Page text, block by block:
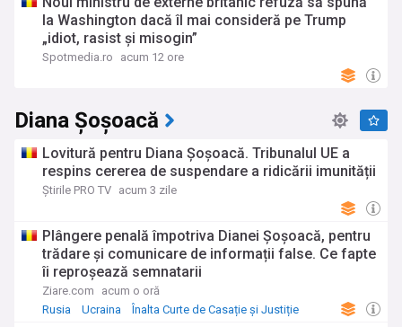
la Washington dacă îl mai consideră pe Trump
„idiot, rasist și misogin”
Spotmedia.ro acum 12 ore
Diana Șoșoacă
Lovitură pentru Diana Șoșoacă. Tribunalul UE a
respins cererea de suspendare a ridicării imunității
Știrile PRO TV acum 3 zile
Plângere penală împotriva Dianei Șoșoacă, pentru
trădare și comunicare de informații false. Ce fapte
îi reproșează semnatarii
Ziare.com
acum o oră
Rusia
Ucraina Înalta Curte de Casație și Justiție